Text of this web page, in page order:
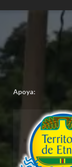
Apoya: